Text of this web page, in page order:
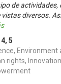
de actividades,
diversos.
4, 5
Environment
rights,